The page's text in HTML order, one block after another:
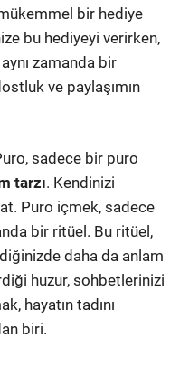
bir hediye
bu hediyeyi verirken,
zamanda bir
ve paylaşımın
sadece bir puro
tarzı. Kendinizi
Puro içmek, sadece
bir ritüel. Bu ritüel,
daha da anlam
huzur, sohbetlerinizi
hayatın tadını
biri.